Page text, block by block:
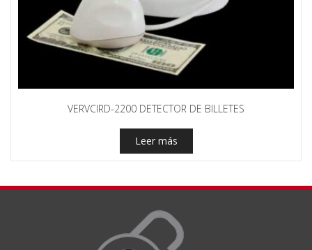
VERVCIRD-2200 DETECTOR DE BILLETES
Leer más